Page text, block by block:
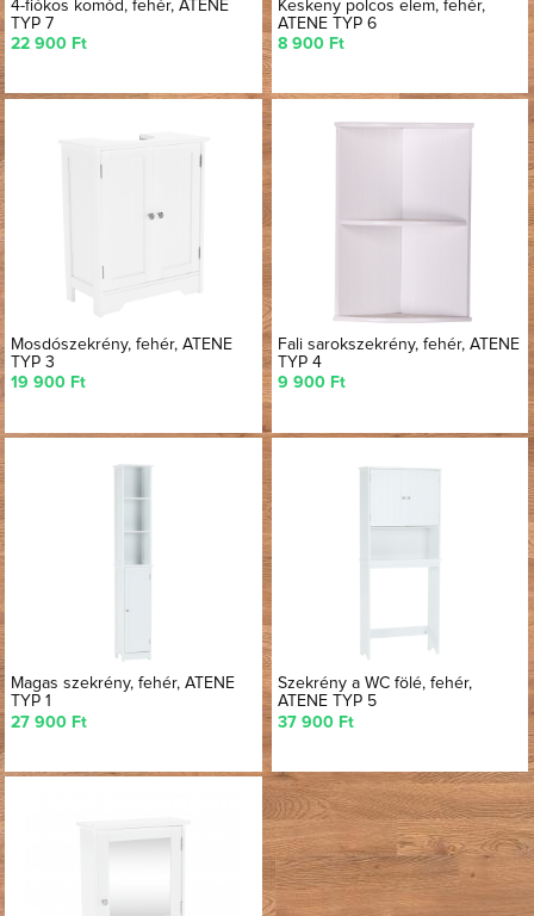
4-fiókos komód, fehér, ATENE
TYP 7
22 900 Ft
Keskeny polcos elem, fehér,
ATENE TYP 6
8 900 Ft
Mosdószekrény, fehér, ATENE
TYP 3
19 900 Ft
Fali sarokszekrény, fehér, ATENE
TYP 4
9 900 Ft
Magas szekrény, fehér, ATENE
TYP 1
27 900 Ft
Szekrény a WC fölé, fehér,
ATENE TYP 5
37 900 Ft